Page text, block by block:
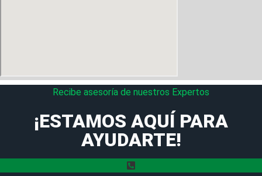
Recibe asesoría de nuestros Expertos
¡ESTAMOS AQUÍ PARA
AYUDARTE!